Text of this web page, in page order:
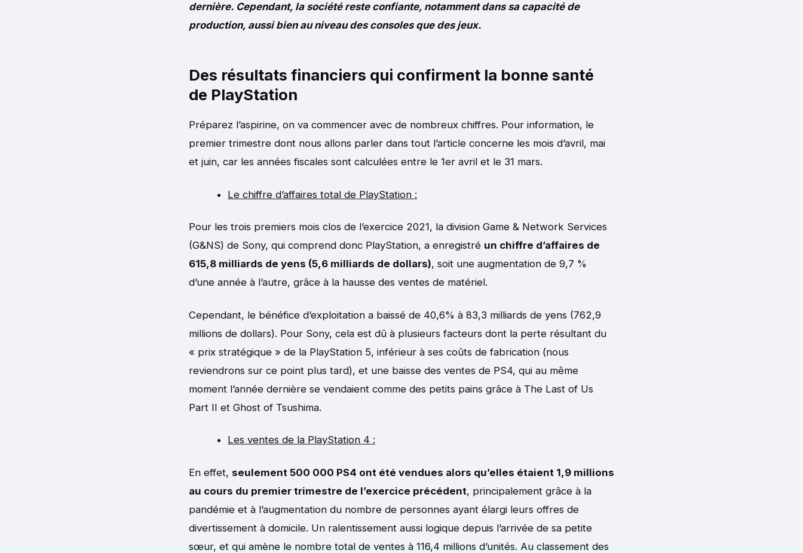
dernière. Cependant, la société reste confiante, notamment dans sa capacité de
production, aussi bien au niveau des consoles que des jeux.
Des résultats financiers qui confirment la bonne santé
de PlayStation
Préparez l’aspirine, on va commencer avec de nombreux chiffres. Pour information, le
premier trimestre dont nous allons parler dans tout l’article concerne les mois d’avril, mai
et juin, car les années fiscales sont calculées entre le 1er avril et le 31 mars.
Le chiffre d’affaires total de PlayStation :
Pour les trois premiers mois clos de l’exercice 2021, la division Game & Network Services
(G&NS) de Sony, qui comprend donc PlayStation, a enregistré un chiffre d’affaires de
615,8 milliards de yens (5,6 milliards de dollars), soit une augmentation de 9,7 %
d’une année à l’autre, grâce à la hausse des ventes de matériel.
Cependant, le bénéfice d’exploitation a baissé de 40,6% à 83,3 milliards de yens (762,9
millions de dollars). Pour Sony, cela est dû à plusieurs facteurs dont la perte résultant du
« prix stratégique » de la PlayStation 5, inférieur à ses coûts de fabrication (nous
reviendrons sur ce point plus tard), et une baisse des ventes de PS4, qui au même
moment l’année dernière se vendaient comme des petits pains grâce à The Last of Us
Part II et Ghost of Tsushima.
Les ventes de la PlayStation 4 :
En effet, seulement 500 000 PS4 ont été vendues alors qu’elles étaient 1,9 millions
au cours du premier trimestre de l’exercice précédent, principalement grâce à la
pandémie et à l’augmentation du nombre de personnes ayant élargi leurs offres de
divertissement à domicile. Un ralentissement aussi logique depuis l’arrivée de sa petite
sœur, et qui amène le nombre total de ventes à 116,4 millions d’unités. Au classement des